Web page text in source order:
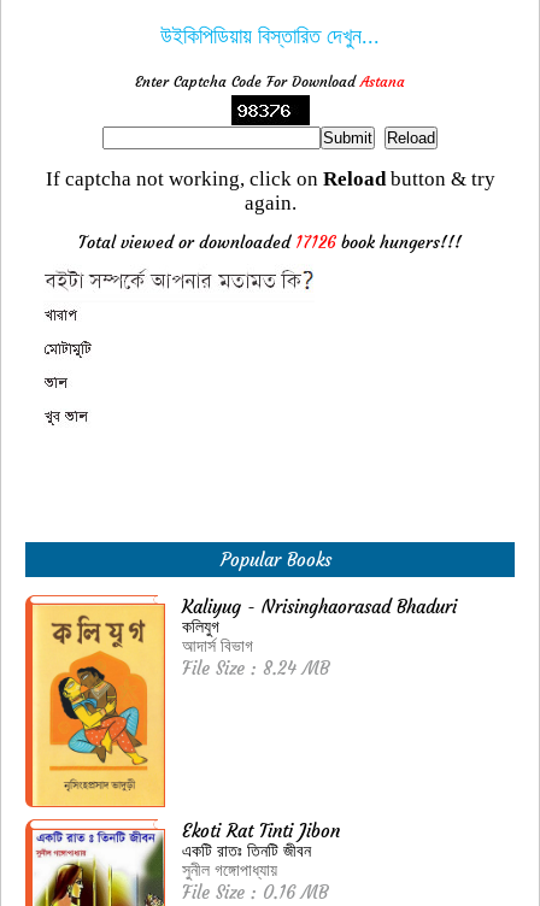
উইকিপিডিয়ায় বিস্তারিত দেখুন...
Enter Captcha Code For Download Astana
If captcha not working, click on Reloadbutton & try
again.
Total viewed or downloaded 17126 book hungers!!!
Popular Books
Kaliyug - Nrisinghaorasad Bhaduri
কলিযুগ
আদার্স বিভাগ
File Size : 8.24 MB
Ekoti Rat Tinti Jibon
একটি রাতঃ তিনটি জীবন
সুনীল গঙ্গোপাধ্যায়
File Size : 0.16 MB